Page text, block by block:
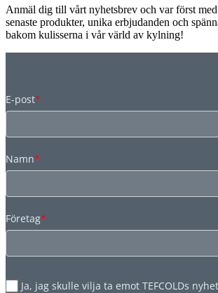
Anmäl dig till vårt nyhetsbrev och var först
senaste produkter, unika erbjudanden och
bakom kulisserna i vår värld av kylning!
E-post*
Namn*
Företag*
Ja, jag skulle vilja ta emot TEFCOLDs